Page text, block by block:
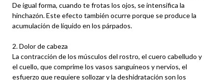
De igual forma, cuando te frotas los ojos, se intensifica la
hinchazón. Este efecto también ocurre porque se produce la
acumulación de líquido en los párpados.
2. Dolor de cabeza
La contracción de los músculos del rostro, el cuero cabelludo y
el cuello, que comprime los vasos sanguíneos y nervios, el
esfuerzo que requiere sollozar y la deshidratación son los